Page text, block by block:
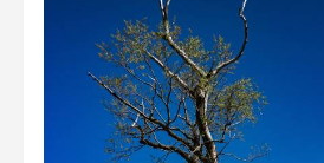
Hiisien kuvakilpailu 2024
2024 kuvakilpailu lisä
Liikkuvat kuvat 2024
Hiisien kuvakilpailu 2023